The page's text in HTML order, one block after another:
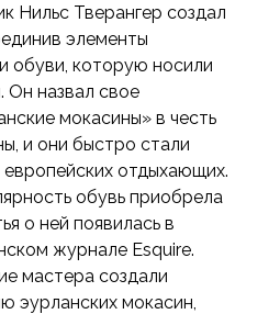
Нильс Тверангер создал
элементы
обуви, которую носили
Он назвал свое
мокасины» в честь
и они быстро стали
отдыхающих.
обувь приобрела
о ней появилась в
журнале Esquire.
мастера создали
эурланских мокасин,